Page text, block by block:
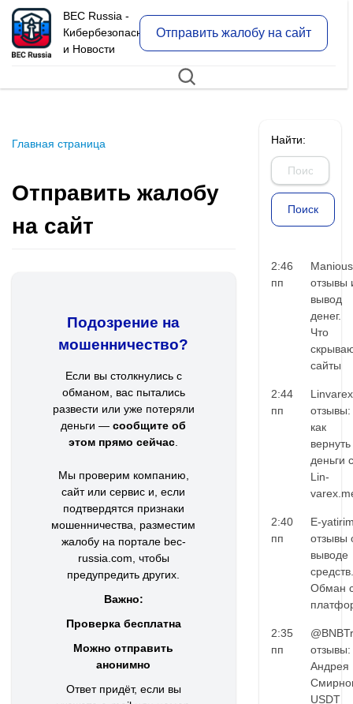
BEC Russia -
Кибербезопасность
и Новости
Отправить жалобу на сайт
Главная страница
Отправить жалобу
на сайт
Подозрение на
мошенничество?
Если вы столкнулись с
обманом, вас пытались
развести или уже потеряли
деньги —сообщите об
этом прямо сейчас
Мы проверим компанию,
сайт или сервис и, если
подтвердятся признаки
мошенничества, разместим
жалобу на портале bec-
russia.com, чтобы
предупредить других.
Важно:
Проверка бесплатна
Можно отправить
анонимно
Ответ придёт, если вы
Найти:
2:46
пп
Manious
отзывы
вывод
денег.
Что
сайты
2:44
пп
Linvarex
отзывы:
как
вернуть
деньги с
Lin-
2:40
пп
E-
отзывы
выводе
средств.
Обман
2:35
пп
Андрея
USDT